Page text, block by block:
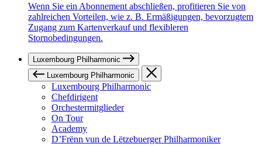
Wenn Sie ein Abonnement abschließen, profitieren Sie von
zahlreichen Vorteilen, wie z. B. Ermäßigungen, bevorzugtem
Zugang zum Kartenverkauf und flexibleren
Stornobedingungen.
Luxembourg Philharmonic
Luxembourg Philharmonic
Luxembourg Philharmonic
Chefdirigent
Orchestermitglieder
On Tour
Academy
D’Frënn vun de Lëtzebuerger Philharmoniker